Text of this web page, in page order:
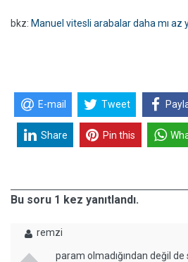
bkz: Manuel vitesli arabalar daha mı az
E-mail Tweet
Share Pin this
Bu soru 1 kez yanıtlandı.
remzi
param olmadığından değil